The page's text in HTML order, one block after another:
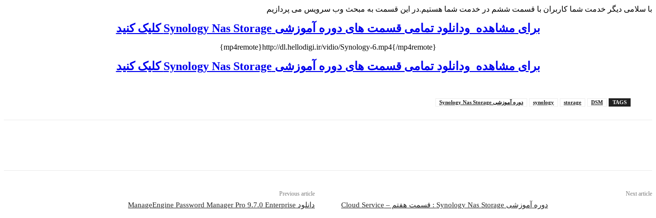
با سلامی دیگر خدمت شما کاربران با قسمت ششم در خدمت شما هستیم.در این قسمت به مبحث وب سرویس می پردازیم
برای مشاهده ودانلود تمامی قسمت های دوره آموزشی Synology Nas Storage کلیک کنید
{mp4remote}http://dl.hellodigi.ir/vidio/Synology-6.mp4{/mp4remote}
برای مشاهده ودانلود تمامی قسمت های دوره آموزشی Synology Nas Storage کلیک کنید
TAGS
DSM
storage
synology دوره آموزشی Synology Nas Storage
Previous article
دانلود ManageEngine Password Manager Pro 9.7.0 Enterprise
Next article
دوره آموزشی Synology Nas Storage : قسمت هفتم – Cloud Service